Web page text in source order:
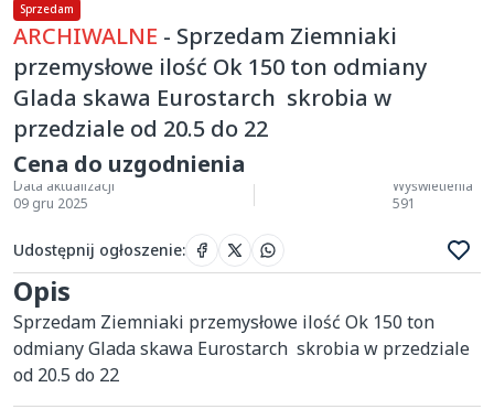
Sprzedam
ARCHIWALNE - Sprzedam Ziemniaki
przemysłowe ilość Ok 150 ton odmiany
Glada skawa Eurostarch skrobia w
przedziale od 20.5 do 22
Cena do uzgodnienia
Data aktualizacji
09 gru 2025
Wyświetlenia
591
Udostępnij ogłoszenie:
Opis
Sprzedam Ziemniaki przemysłowe ilość Ok 150 ton
odmiany Glada skawa Eurostarch  skrobia w przedziale
od 20.5 do 22